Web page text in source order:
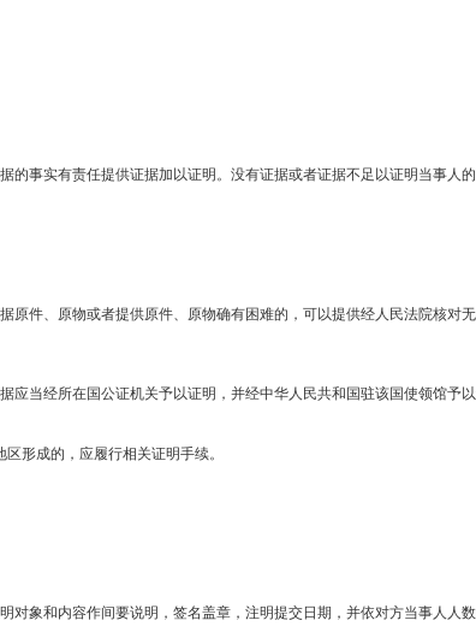
事实有责任提供证据加以证明。没有证据或者证据不足以证明当事人
件、原物或者提供原件、原物确有困难的，可以提供经人民法院核对无
应当经所在国公证机关予以证明，并经中华人民共和国驻该国使领馆予
形成的，应履行相关证明手续。
象和内容作间要说明，签名盖章，注明提交日期，并依对方当事人人数